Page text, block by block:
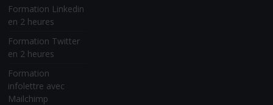
Formation Linkedin
en 2 heures
Formation Twitter
en 2 heures
Formation
infolettre avec
Mailchimp